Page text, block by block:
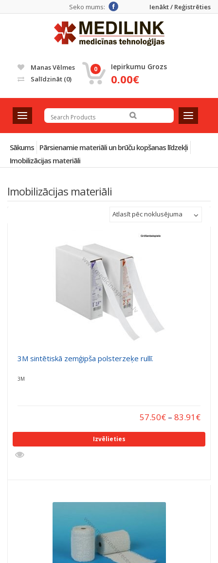
Ienākt / Reģistrēties
Seko mums:
Manas Vēlmes
Salīdzināt (0)
0 Iepirkumu Grozs
0.00€
T
o
g
g
l
e
v
T
o
g
e
Sākums Pārsienamie materiāli un brūču kopšanas līdzekļi
Imobilizācijas materiāli
Imobilizācijas materiāli
Atlasīt pēc noklusējuma
3M sintētiskā zemģipša polsterzeķe rullī.
3M
57.50€ – 83.91€
Izvēlieties